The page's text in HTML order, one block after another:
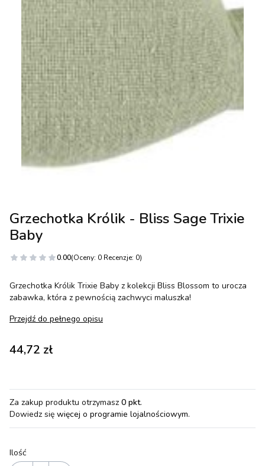
Grzechotka Królik - Bliss Sage Trixie
Baby
0.00(Oceny: 0 Recenzje: 0)
Grzechotka Królik Trixie Baby z kolekcji Bliss Blossom to urocza
zabawka, która z pewnością zachwyci maluszka!
Przejdź do pełnego opisu
Cena
44,72 zł
Za zakup produktu otrzymasz 0 pkt.
Dowiedz się więcej o programie lojalnościowym.
Ilość